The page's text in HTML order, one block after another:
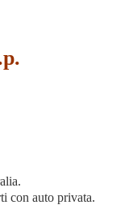
con auto privata.